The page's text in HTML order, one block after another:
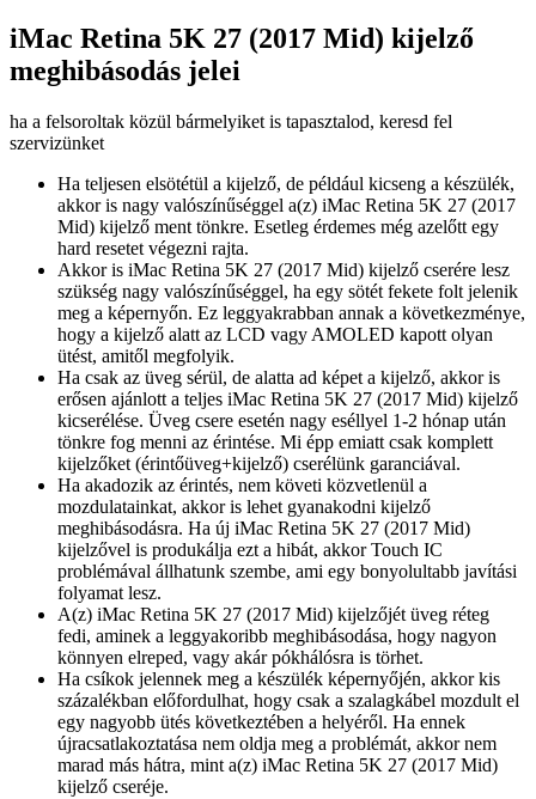
iMac Retina 5K 27 (2017 Mid) kijelző
meghibásodás jelei
ha a felsoroltak közül bármelyiket is tapasztalod, keresd fel
szervizünket
Ha teljesen elsötétül a kijelző, de például kicseng a készülék,
akkor is nagy valószínűséggel a(z) iMac Retina 5K 27 (2017
Mid) kijelző ment tönkre. Esetleg érdemes még azelőtt egy
hard resetet végezni rajta.
Akkor is iMac Retina 5K 27 (2017 Mid) kijelző cserére lesz
szükség nagy valószínűséggel, ha egy sötét fekete folt jelenik
meg a képernyőn. Ez leggyakrabban annak a következménye,
hogy a kijelző alatt az LCD vagy AMOLED kapott olyan
ütést, amitől megfolyik.
Ha csak az üveg sérül, de alatta ad képet a kijelző, akkor is
erősen ajánlott a teljes iMac Retina 5K 27 (2017 Mid) kijelző
kicserélése. Üveg csere esetén nagy eséllyel 1-2 hónap után
tönkre fog menni az érintése. Mi épp emiatt csak komplett
kijelzőket (érintőüveg+kijelző) cserélünk garanciával.
Ha akadozik az érintés, nem követi közvetlenül a
mozdulatainkat, akkor is lehet gyanakodni kijelző
meghibásodásra. Ha új iMac Retina 5K 27 (2017 Mid)
kijelzővel is produkálja ezt a hibát, akkor Touch IC
problémával állhatunk szembe, ami egy bonyolultabb javítási
folyamat lesz.
A(z) iMac Retina 5K 27 (2017 Mid) kijelzőjét üveg réteg
fedi, aminek a leggyakoribb meghibásodása, hogy nagyon
könnyen elreped, vagy akár pókhálósra is törhet.
Ha csíkok jelennek meg a készülék képernyőjén, akkor kis
százalékban előfordulhat, hogy csak a szalagkábel mozdult el
egy nagyobb ütés következtében a helyéről. Ha ennek
újracsatlakoztatása nem oldja meg a problémát, akkor nem
marad más hátra, mint a(z) iMac Retina 5K 27 (2017 Mid)
kijelző cseréje.